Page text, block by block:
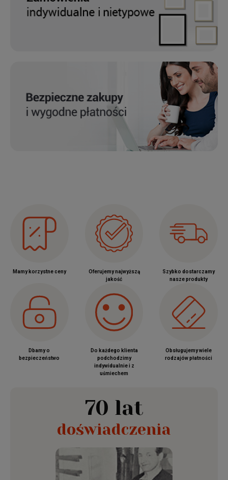
Mamy korzystne ceny
Oferujemy najwyższą
jakość
Szybko dostarczamy
nasze produkty
Dbamy o
bezpieczeństwo
Do każdego klienta
podchodzimy
indywidualnie i z
uśmiechem
Obsługujemy wiele
rodzajów płatności
70 lat
doświadczenia